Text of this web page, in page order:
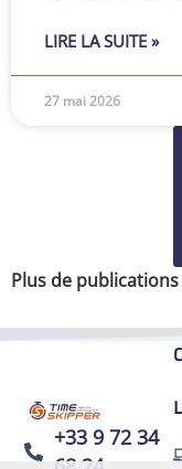
LIRE LA SUITE »
27 mai 2026
Plus de
+33 9 72 34